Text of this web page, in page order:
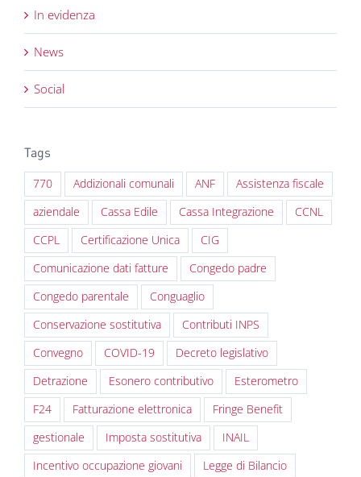
In evidenza
News
Social
Tags
770 Addizionali comunali ANF
Assistenza fiscale
aziendale
Cassa Edile Cassa Integrazione
CCNL
CCPL
Certificazione Unica
CIG
Comunicazione dati fatture
Congedo padre
Congedo parentale
Conguaglio
Conservazione sostitutiva
Contributi INPS
Convegno
COVID-19
Decreto legislativo
Detrazione
Esonero contributivo
Esterometro
F24
Fatturazione elettronica
Fringe Benefit
gestionale
Imposta sostitutiva
INAIL
Incentivo occupazione giovani
Legge di Bilancio